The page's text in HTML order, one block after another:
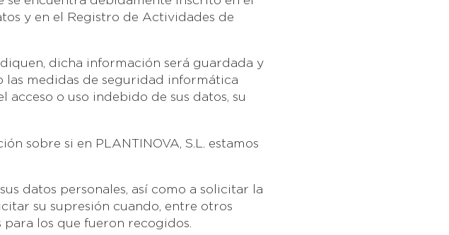
y en el Registro de Actividades de
dicha información será guardada y
medidas de seguridad informática
o uso indebido de sus datos, su
sobre si en PLANTINOVA, S.L. estamos
datos personales, así como a solicitar la
su supresión cuando, entre otros
para los que fueron recogidos.